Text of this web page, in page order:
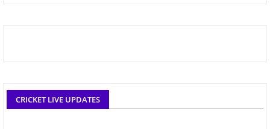
CRICKET LIVE UPDATES